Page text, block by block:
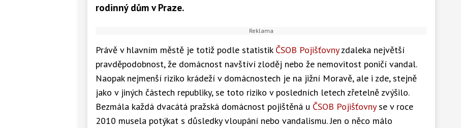
rodinný dům v Praze.
Právě v hlavním městě je totiž podle statistik ČSOB Pojišťovnyzdaleka největší
pravděpodobnost, že domácnost navštíví zloděj nebo že nemovitost poničí vandal.
Naopak nejmenší riziko krádeží v domácnostech je na jižní Moravě, ale i zde, stejně
jako v jiných částech republiky, se toto riziko v posledních letech zřetelně zvýšilo.
Bezmála každá dvacátá pražská domácnost pojištěná u ČSOB Pojišťovnyse v roce
2010 musela potýkat s důsledky vloupání nebo vandalismu. Jen o něco málo